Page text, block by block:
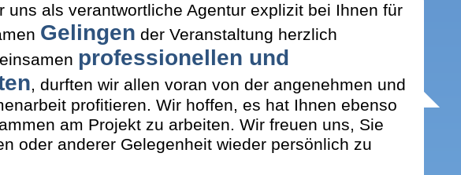
uns als verantwortliche Agentur explizit bei Ihnen für
Gelingen der Veranstaltung herzlich
professionellen und
, durften wir allen voran von der angenehmen und
profitieren. Wir hoffen, es hat Ihnen ebenso
am Projekt zu arbeiten. Wir freuen uns, Sie
oder anderer Gelegenheit wieder persönlich zu